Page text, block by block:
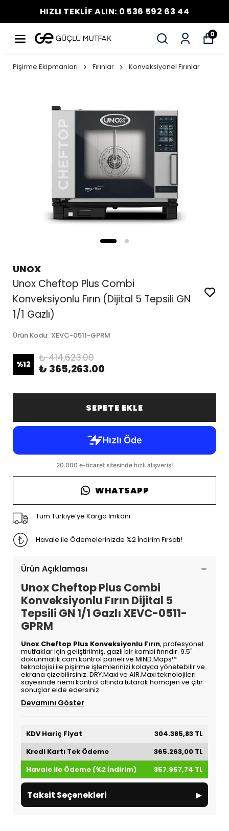
HIZLI TEKLİF ALIN: 0 536 592 63 44
0
Pişirme Ekipmanları Fırınlar Konveksiyonel Fırınlar
UNOX
Unox Cheftop Plus Combi
Konveksiyonlu Fırın (Dijital 5 Tepsili GN
1/1 Gazlı)
Ürün Kodu: XEVC-0511-GPRM
%12
₺ 414,623.00
₺ 365,263.00
SEPETE EKLE
WHATSAPP
Tüm Türkiye’ye Kargo İmkanı
Havale ile Ödemelerinizde %2 İndirim Fırsatı!
Ürün Açıklaması
Unox Cheftop Plus Combi
Konveksiyonlu Fırın Dijital 5
Tepsili GN 1/1 Gazlı XEVC-0511-
GPRM
Unox Cheftop Plus Konveksiyonlu Fırın, profesyonel
mutfaklar için geliştirilmiş, gazlı bir kombi fırındır. 9.5"
dokunmatik cam kontrol paneli ve MIND.Maps™
teknolojisi ile pişirme işlemlerinizi kolayca yönetebilir ve
ekrana çizebilirsiniz. DRY.Maxi ve AIR.Maxi teknolojileri
sayesinde nemi kontrol altında tutarak homojen ve çıtır
sonuçlar elde edersiniz.
Devamını Göster
KDV Hariç Fiyat
304.385,83 TL
Kredi Kartı Tek Ödeme
365.263,00 TL
Havale ile Ödeme (%2 İndirim)
357.957,74 TL
Taksit Seçenekleri ▸